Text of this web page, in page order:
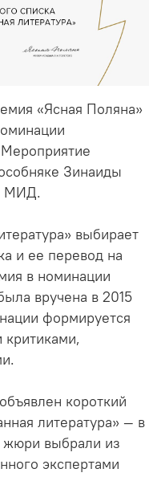
«Ясная Поляна»
Зинаиды
МИД.
выбирает
и ее перевод на
в номинации
вручена в 2015
формируется
критиками,
короткий
литература» — в
жюри выбрали из
экспертами